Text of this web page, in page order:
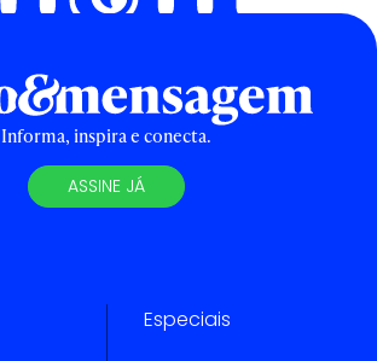
Informa, inspira e conecta.
ASSINE JÁ
Especiais